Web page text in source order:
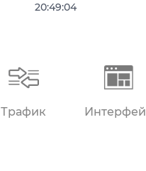
20:49:04
Трафик